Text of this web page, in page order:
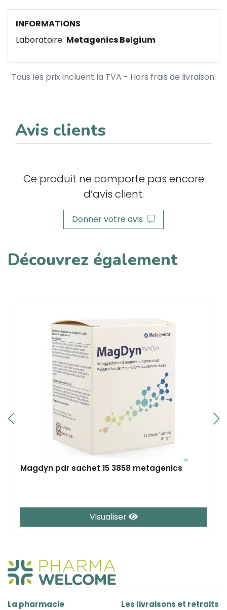
INFORMATIONS
Laboratoire Metagenics Belgium
Tous les prix incluent la TVA - Hors frais de livraison.
Avis clients
Ce produit ne comporte pas encore
d’avis client.
Donner votre avis
Découvrez également
Magdyn pdr sachet 15 3858 metagenics
Visualiser
La pharmacie Les livraisons et retraits